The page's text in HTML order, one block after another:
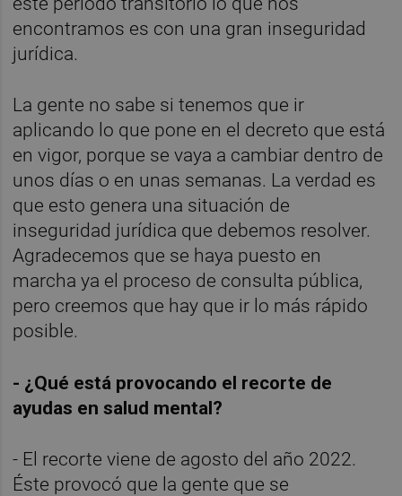
encontramos es con una gran inseguridad
jurídica.
La gente no sabe si tenemos que ir
aplicando lo que pone en el decreto que está
en vigor, porque se vaya a cambiar dentro de
unos días o en unas semanas. La verdad es
que esto genera una situación de
inseguridad jurídica que debemos resolver.
Agradecemos que se haya puesto en
marcha ya el proceso de consulta pública,
pero creemos que hay que ir lo más rápido
posible.
- ¿Qué está provocando el recorte de
ayudas en salud mental?
- El recorte viene de agosto del año 2022.
Éste provocó que la gente que se